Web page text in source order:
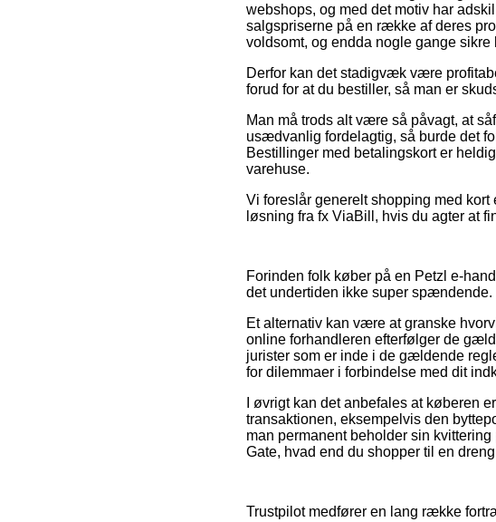
webshops, og med det motiv har
salgspriserne på en række af deres
voldsomt, og endda nogle gange
Derfor kan det stadigvæk være
forud for at du bestiller, så man er
Man må trods alt være så påvagt, at
usædvanlig fordelagtig, så burde det
Bestillinger med betalingskort er
varehuse.
Vi foreslår generelt shopping med
løsning fra fx ViaBill, hvis du agter at
Forinden folk køber på en Petzl e-
det undertiden ikke super spændende.
Et alternativ kan være at granske
online forhandleren efterfølger de
jurister som er inde i de gældende
for dilemmaer i forbindelse med dit
I øvrigt kan det anbefales at køberen
transaktionen, eksempelvis den
man permanent beholder sin
Gate, hvad end du shopper til en
Trustpilot medfører en lang række